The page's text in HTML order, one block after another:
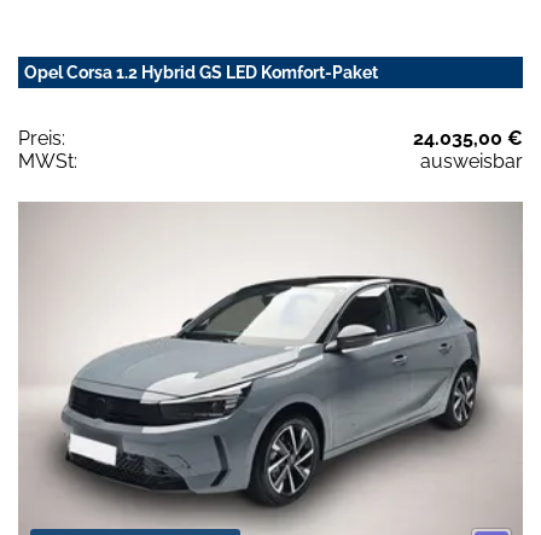
Opel Corsa 1.2 Hybrid GS LED Komfort-Paket
Preis:
24.035,00 €
MWSt:
ausweisbar